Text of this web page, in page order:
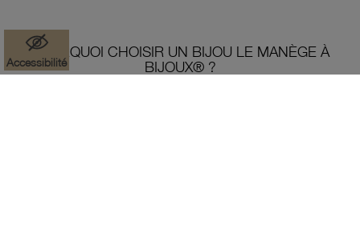
POURQUOI CHOISIR UN BIJOU LE MANÈGE À
BIJOUX® ?
Accessibilité